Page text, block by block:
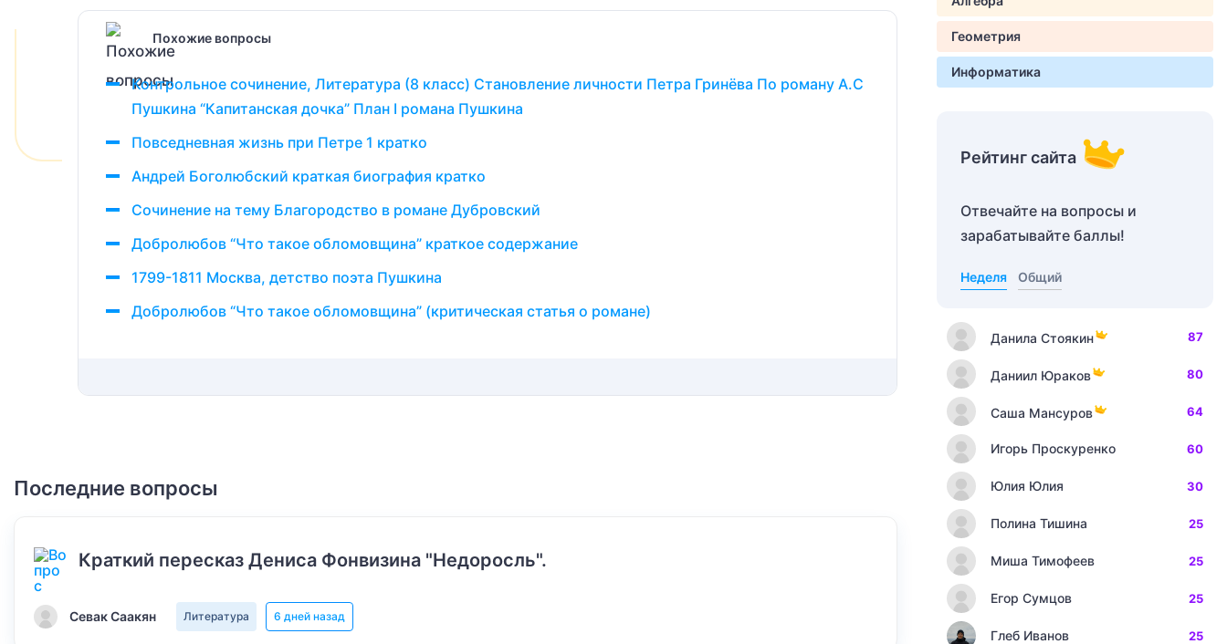
Похожие вопросы
Контрольное сочинение, Литература (8 класс) Становление личности Петра Гринёва По роману А.С
Пушкина “Капитанская дочка” План I романа Пушкина
Повседневная жизнь при Петре 1 кратко
Андрей Боголюбский краткая биография кратко
Сочинение на тему Благородство в романе Дубровский
Добролюбов “Что такое обломовщина” краткое содержание
1799-1811 Москва, детство поэта Пушкина
Добролюбов “Что такое обломовщина” (критическая статья о романе)
Последние вопросы
Краткий пересказ Дениса Фонвизина "Недоросль".
Севак Саакян Литература 6 дней назад
Геометрия
Информатика
Рейтинг сайта
Отвечайте на вопросы и
зарабатывайте баллы!
Неделя Общий
Данила Стоякин 87
Даниил Юраков 80
Саша Мансуров 64
Игорь Проскуренко 60
Юлия Юлия 30
Полина Тишина 25
Миша Тимофеев 25
Егор Сумцов 25
Глеб Иванов 25